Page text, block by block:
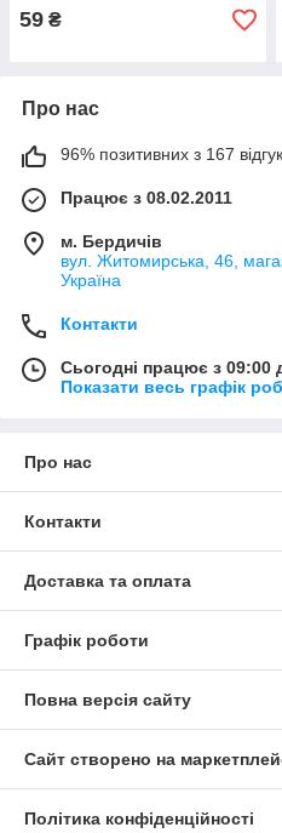
59 ₴
Про нас
96% позитивних з 167
Працює з 08.02.2011
м. Бердичів
вул. Житомирська, 46,
Україна
Контакти
Сьогодні працює з 09:00
Показати весь графік
Про нас
Контакти
Доставка та оплата
Графік роботи
Повна версія сайту
Сайт створено на
Політика конфіденційності